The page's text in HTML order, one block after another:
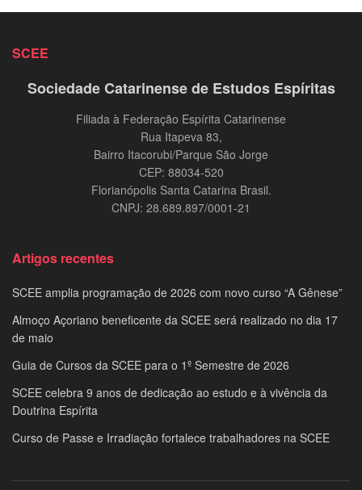
SCEE
Sociedade Catarinense de Estudos Espíritas
Filiada à Federação Espírita Catarinense
Rua Itapeva 83,
Bairro Itacorubi/Parque São Jorge
CEP: 88034-520
Florianópolis Santa Catarina Brasil.
CNPJ: 28.689.897/0001-21
Artigos recentes
SCEE amplia programação de 2026 com novo curso “A Gênese”
Almoço Açoriano beneficente da SCEE será realizado no dia 17
de maio
Guia de Cursos da SCEE para o 1º Semestre de 2026
SCEE celebra 9 anos de dedicação ao estudo e à vivência da
Doutrina Espírita
Curso de Passe e Irradiação fortalece trabalhadores na SCEE